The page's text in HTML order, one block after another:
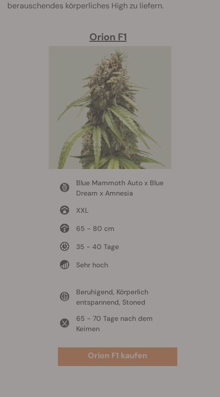
berauschendes körperliches High zu liefern.
Orion F1
Blue Mammoth Auto x Blue
Dream x Amnesia
XXL
65 - 80 cm
35 - 40 Tage
Sehr hoch
Beruhigend, Körperlich
entspannend, Stoned
65 - 70 Tage nach dem
Keimen
Orion F1 kaufen